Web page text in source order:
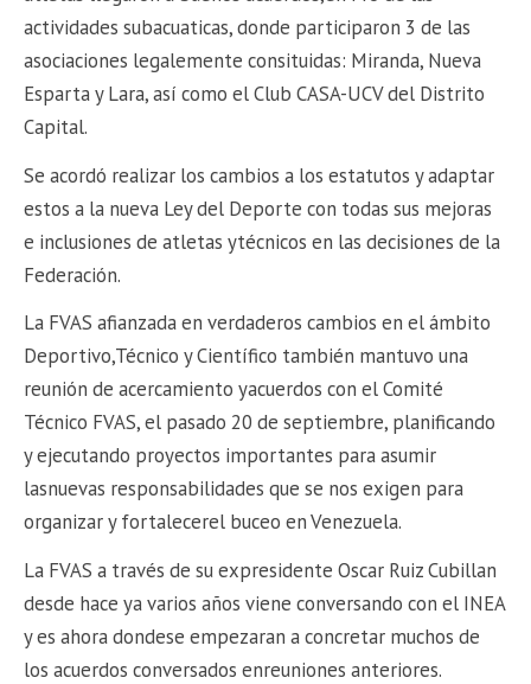
actividades subacuaticas, donde participaron 3 de las
asociaciones legalemente consituidas: Miranda, Nueva
Esparta y Lara, así como el Club CASA-UCV del Distrito
Capital.
Se acordó realizar los cambios a los estatutos y adaptar
estos a la nueva Ley del Deporte con todas sus mejoras
e inclusiones de atletas ytécnicos en las decisiones de la
Federación.
La FVAS afianzada en verdaderos cambios en el ámbito
Deportivo,Técnico y Científico también mantuvo una
reunión de acercamiento yacuerdos con el Comité
Técnico FVAS, el pasado 20 de septiembre, planificando
y ejecutando proyectos importantes para asumir
lasnuevas responsabilidades que se nos exigen para
organizar y fortalecerel buceo en Venezuela.
La FVAS a través de su expresidente Oscar Ruiz Cubillan
desde hace ya varios años viene conversando con el INEA
y es ahora dondese empezaran a concretar muchos de
los acuerdos conversados enreuniones anteriores.